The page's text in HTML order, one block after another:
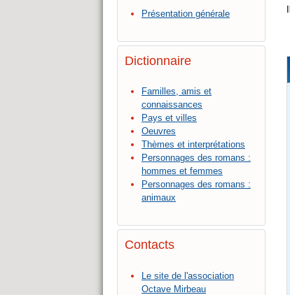
Présentation générale
Dictionnaire
Familles, amis et
connaissances
Pays et villes
Oeuvres
Thèmes et interprétations
Personnages des romans :
hommes et femmes
Personnages des romans :
animaux
Contacts
Le site de l'association
Octave Mirbeau